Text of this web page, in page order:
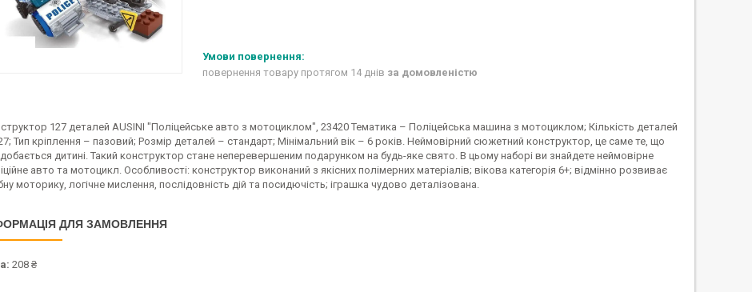
повернення товару протягом 14 днів за домовленістю
127 деталей AUSINI "Поліцейське авто з мотоциклом", 23420 Тематика – Поліцейська машина з мотоциклом; Кількість деталей
Тип кріплення – пазовий; Розмір деталей – стандарт; Мінімальний вік – 6 років. Неймовірний сюжетний конструктор, це саме те, що
дитині. Такий конструктор стане неперевершеним подарунком на будь-яке свято. В цьому наборі ви знайдете неймовірне
авто та мотоцикл. Особливості: конструктор виконаний з якісних полімерних матеріалів; вікова категорія 6+; відмінно розвиває
моторику, логічне мислення, послідовність дій та посидючість; іграшка чудово деталізована.
ДЛЯ ЗАМОВЛЕННЯ
208 ₴